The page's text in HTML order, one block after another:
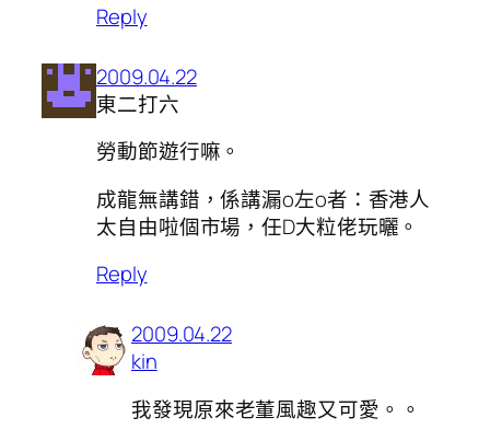
Reply
2009.04.22
東二打六
勞動節遊行嘛。
成龍無講錯，係講漏o左o者：香港人
太自由啦個市場，任D大粒佬玩曬。
Reply
2009.04.22
kin
我發現原來老董風趣又可愛。。